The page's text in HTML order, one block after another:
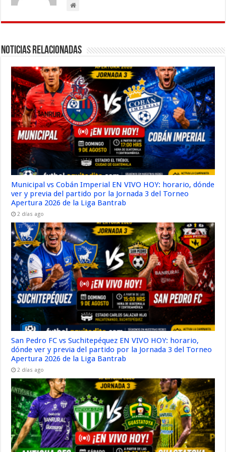
Noticias Relacionadas
Municipal vs Cobán Imperial EN VIVO HOY: horario, dónde
ver y previa del partido por la Jornada 3 del Torneo
Apertura 2026 de la Liga Bantrab
2 días ago
San Pedro FC vs Suchitepéquez EN VIVO HOY: horario,
dónde ver y previa del partido por la Jornada 3 del Torneo
Apertura 2026 de la Liga Bantrab
2 días ago